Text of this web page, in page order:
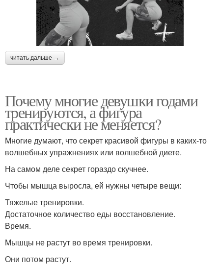
читать дальше →
Почему многие девушки годами
тренируются, а фигура
практически не меняется?
Многие думают, что секрет красивой фигуры в каких-то
волшебных упражнениях или волшебной диете.
На самом деле секрет гораздо скучнее.
Чтобы мышца выросла, ей нужны четыре вещи:
Тяжелые тренировки.
Достаточное количество еды восстановление.
Время.
Мышцы не растут во время тренировки.
Они потом растут.